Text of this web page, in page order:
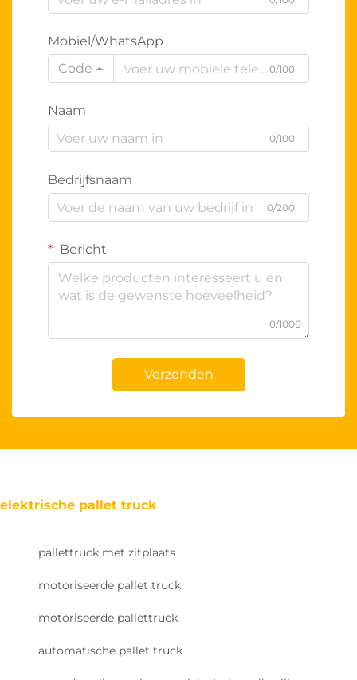
Mobiel/WhatsApp
Code
0/100
Naam
0/100
Bedrijfsnaam
0/200
Bericht
0/1000
Verzenden
elektrische pallet truck
pallettruck met zitplaats
motoriseerde pallet truck
motoriseerde pallettruck
automatische pallet truck